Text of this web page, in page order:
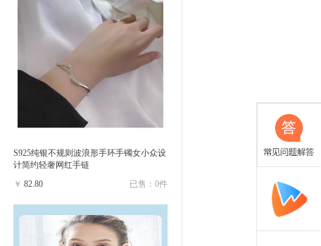
S925纯银不规则波浪形手环手镯女小众设
计简约轻奢网红手链
￥ 82.80 已售：0件